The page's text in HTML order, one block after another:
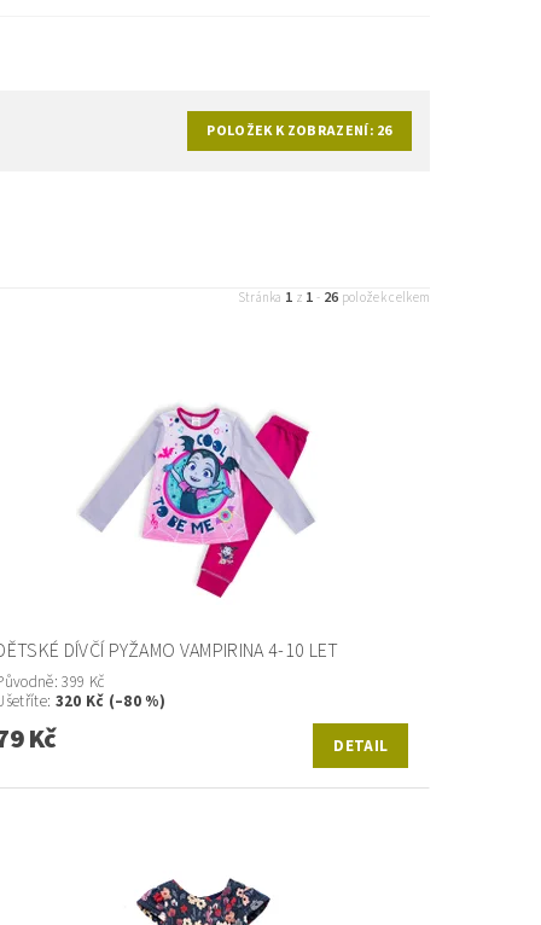
POLOŽEK K ZOBRAZENÍ: 26
Stránka 1 z 1 - 26 položek celkem
DÍVČÍ PYŽAMO VAMPIRINA 4-10 LET
399 Kč
: 320 Kč (–80 %)
Kč DETAIL